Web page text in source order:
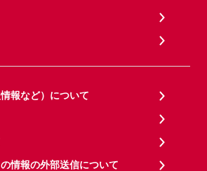
報など）について
情報の外部送信について